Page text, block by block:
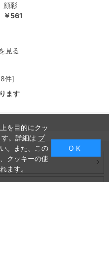
顔彩
￥561
見る
件]
ます
を目的にクッ
。詳細は プ
。また、この
クッキーの使
ます。
O K